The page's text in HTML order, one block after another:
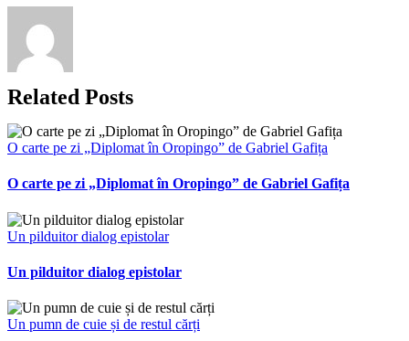
Related Posts
O carte pe zi „Diplomat în Oropingo” de Gabriel Gafița
O carte pe zi „Diplomat în Oropingo” de Gabriel Gafița
Un pilduitor dialog epistolar
Un pilduitor dialog epistolar
Un pumn de cuie și de restul cărți